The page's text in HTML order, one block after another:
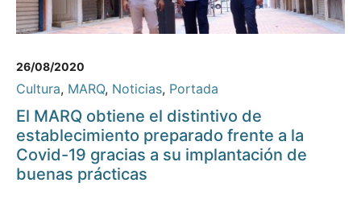
26/08/2020
Cultura, MARQ, Noticias, Portada
El MARQ obtiene el distintivo de
establecimiento preparado frente a la
Covid-19 gracias a su implantación de
buenas prácticas